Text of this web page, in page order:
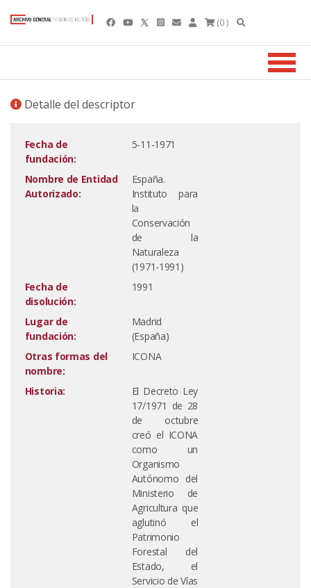
(0 )
Detalle del descriptor
Fecha de
fundación:
5-11-1971
Nombre de Entidad
Autorizado:
España.
Instituto para
la
Conservación
de la
Naturaleza
(1971-1991)
Fecha de
disolución:
1991
Lugar de
fundación:
Madrid
(España)
Otras formas del
nombre:
ICONA
Historia:
El Decreto Ley
17/1971 de 28
de octubre
creó el ICONA
como un
Organismo
Autónomo del
Ministerio de
Agricultura que
aglutinó el
Patrimonio
Forestal del
Estado, el
Servicio de Vías